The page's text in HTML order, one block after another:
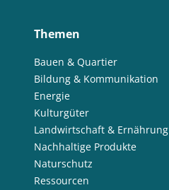
Themen
Bauen & Quartier
Bildung & Kommunikation
Energie
Kulturgüter
Landwirtschaft & Ernährung
Nachhaltige Produkte
Naturschutz
Ressourcen